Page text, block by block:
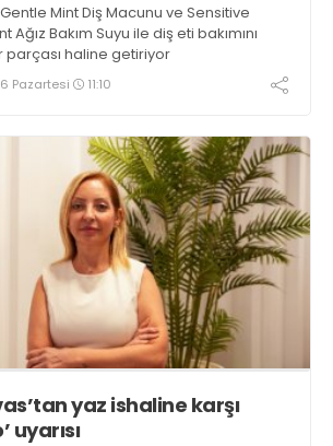
Mint Diş Macunu ve Sensitive
Ağız Bakım Suyu ile diş eti bakımını
parçası haline getiriyor
Pazartesi 11:10
yaz ishaline karşı
uyarısı